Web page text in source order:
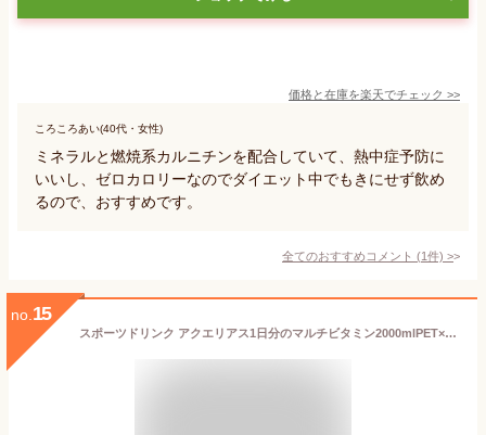
価格と在庫を楽天でチェック >>
ころころあい(40代・女性)
ミネラルと燃焼系カルニチンを配合していて、熱中症予防に
いいし、ゼロカロリーなのでダイエット中でもきにせず飲め
るので、おすすめです。
全てのおすすめコメント (1件) >
no. 15
スポーツドリンク アクエリアス1日分のマルチビタミン2000mlPET×6本 2L 2リットルコカコーラ製品